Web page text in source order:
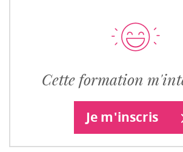
Cette formation
Je m'inscris